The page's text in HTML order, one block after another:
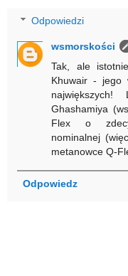
Odpowiedzi
wsmorskości
Tak, ale
Khuwair - jego
Ghashamiya
Flex o
nominalnej
metanowce Q-
Odpowiedz